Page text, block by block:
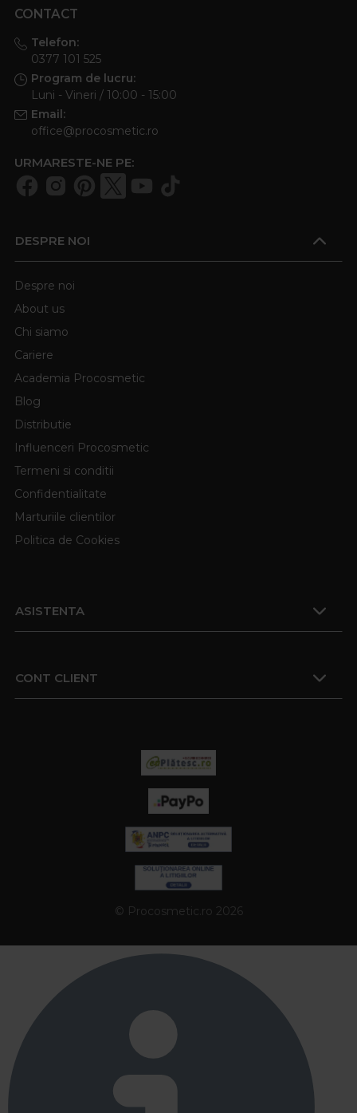
CONTACT
Telefon:
0377 101 525
Program de lucru:
Luni - Vineri / 10:00 - 15:00
Email:
office@procosmetic.ro
URMARESTE-NE PE:
DESPRE NOI
Despre noi
About us
Chi siamo
Cariere
Academia Procosmetic
Blog
Distributie
Influenceri Procosmetic
Termeni si conditii
Confidentialitate
Marturiile clientilor
Politica de Cookies
ASISTENTA
CONT CLIENT
© Procosmetic.ro 2026